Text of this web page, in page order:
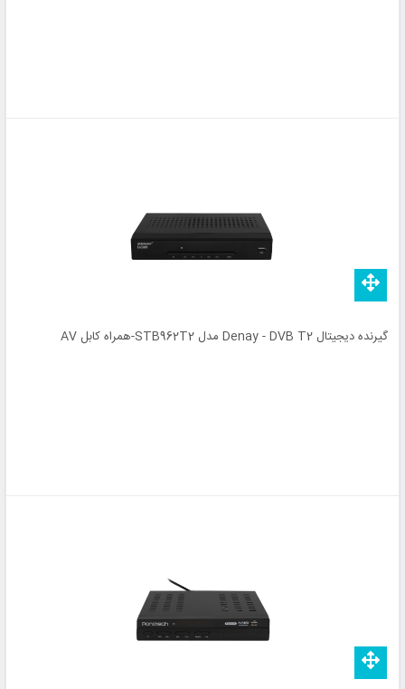
گیرنده دیجیتال Denay - DVB T2 مدل STB962T2-همراه کابل AV